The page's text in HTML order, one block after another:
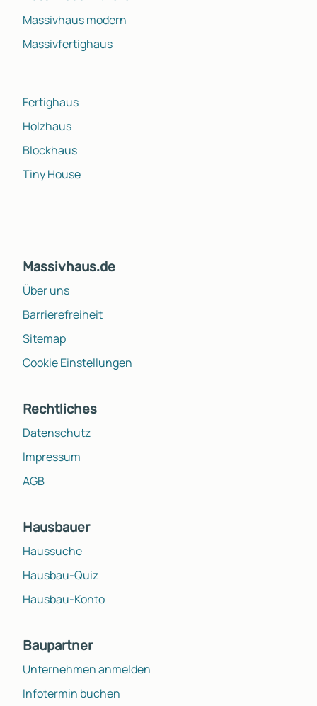
Massivhaus modern
Massivfertighaus
Fertighaus
Holzhaus
Blockhaus
Tiny House
Massivhaus.de
Über uns
Barrierefreiheit
Sitemap
Cookie Einstellungen
Rechtliches
Datenschutz
Impressum
AGB
Hausbauer
Haussuche
Hausbau-Quiz
Hausbau-Konto
Baupartner
Unternehmen anmelden
Infotermin buchen